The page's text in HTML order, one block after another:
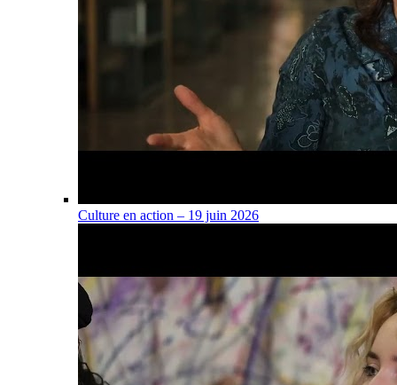
Culture en action – 19 juin 2026